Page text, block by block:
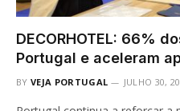
DECORHOTEL: 66%
Portugal e aceleram
BY VEJA PORTUGAL JULHO 30,